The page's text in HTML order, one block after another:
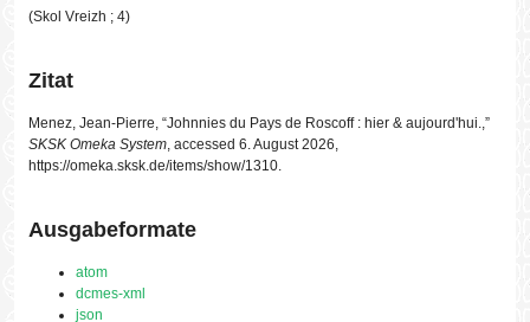
(Skol Vreizh ; 4)
Zitat
Menez, Jean-Pierre, “Johnnies du Pays de Roscoff : hier & aujourd'hui.,”
SKSK Omeka System, accessed 6. August 2026,
https://omeka.sksk.de/items/show/1310.
Ausgabeformate
atom
dcmes-xml
json